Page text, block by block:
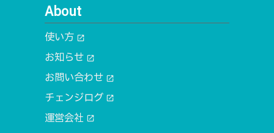
About
使い方 open_in_new
お知らせ open_in_new
お問い合わせ open_in_new
チェンジログ open_in_new
運営会社 open_in_new